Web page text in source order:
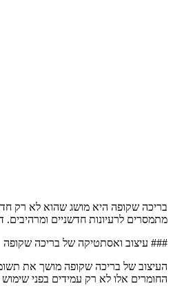
בריכה שקופה היא מושג שהוא לא רק
מתמסרים לרעיונות חדשניים
### עיצוב ואסתטיקה של בריכה שקופה
העיצוב של בריכה שקופה מושך את
החומרים אלו לא רק עמידים בפני